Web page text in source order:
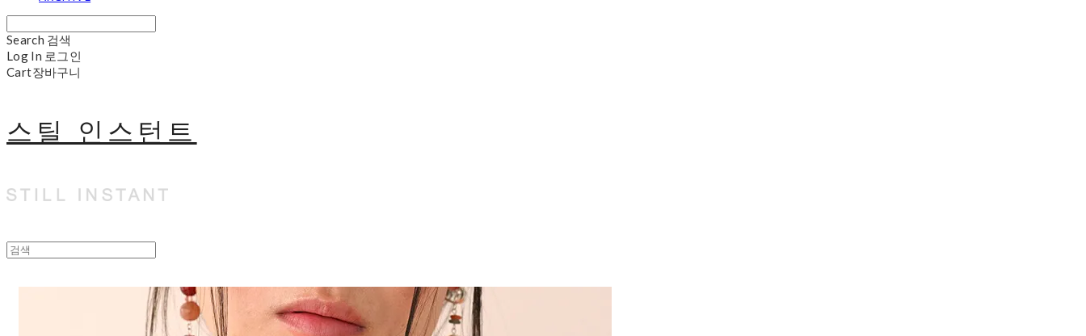
Search 검색
Log In 로그인
Cart장바구니
스틸 인스턴트